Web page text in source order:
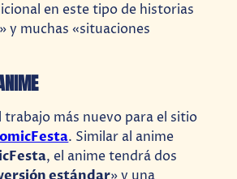
en este tipo de historias
y muchas «situaciones
trabajo más nuevo para el sitio
. Similar al anime
, el anime tendrá dos